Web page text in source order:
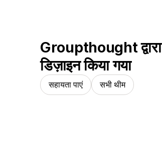
Groupthought द्वारा
डिज़ाइन किया गया
सहायता पाएं सभी थीम